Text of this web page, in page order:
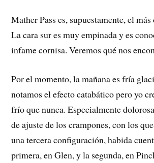
Mather Pass es, supuestamente, el
La cara sur es muy empinada y es
infame cornisa. Veremos qué nos
Por el momento, la mañana es fría
notamos el efecto catabático pero yo
frío que nunca. Especialmente
de ajuste de los crampones, con los
una tercera configuración, habida
primera, en Glen, y la segunda, en